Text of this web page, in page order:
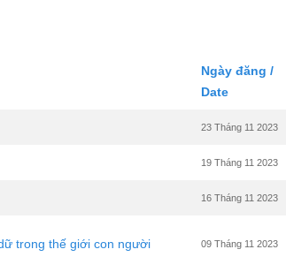
Ngày đăng /
Date
23 Tháng 11 2023
19 Tháng 11 2023
16 Tháng 11 2023
trong thế giới con người 09 Tháng 11 2023